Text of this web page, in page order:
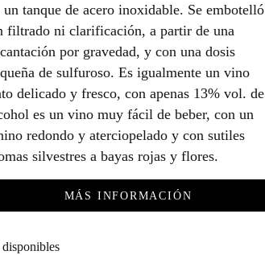
un tanque de acero inoxidable. Se embotelló
filtrado ni clarificación, a partir de una
por gravedad, y con una dosis
de sulfuroso. Es igualmente un vino
delicado y fresco, con apenas 13% vol. de
es un vino muy fácil de beber, con un
redondo y aterciopelado y con sutiles
silvestres a bayas rojas y flores.
MÁS INFORMACIÓN